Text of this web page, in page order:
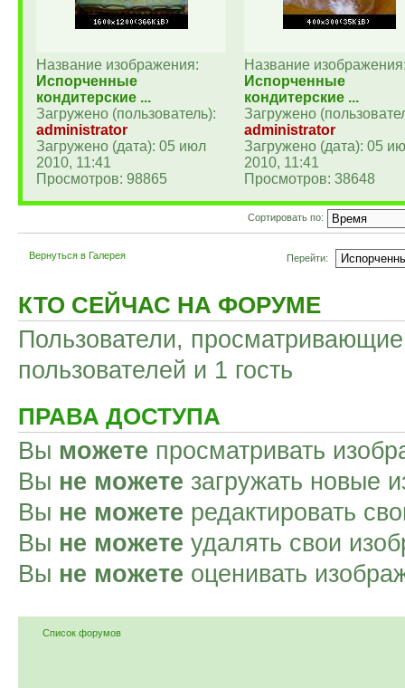
Название изображения:
Испорченные
кондитерские ...
Загружено (пользователь):
administrator
Загружено (дата): 05 июл
2010, 11:41
Просмотров: 98865
Название
Испорченные
кондитерские ...
Загружено
administrator
Загружено (дата): 05
2010, 11:41
Просмотров: 38648
Сортировать по:
Вернуться в Галерея Перейти:
КТО СЕЙЧАС НА ФОРУМЕ
Пользователи,
пользователей и 1 гость
ПРАВА ДОСТУПА
Вы можете просматривать
Вы не можете загружать новые
Вы не можете редактировать
Вы не можете удалять свои
Вы не можете оценивать
Список форумов